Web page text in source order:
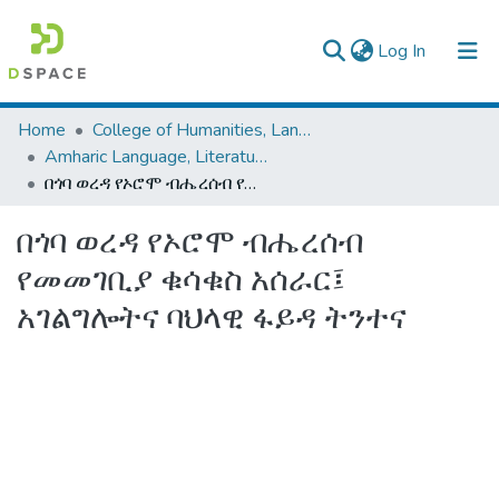
Log In (current)
Colleges, Institutes & Collections
Browse AAU-ETD
Home
College of Humanities, Language Studies, Journalism & Communication
Amharic Language, Literature and Folklore
በጎባ ወረዳ የኦሮሞ ብሔረሰብ የመመገቢያ ቁሳቁስ አሰራር፤ አገልግሎትና ባህላዊ ፋይዳ ትንተና
በጎባ ወረዳ የኦሮሞ ብሔረሰብ
የመመገቢያ ቁሳቁስ አሰራር፤
አገልግሎትና ባህላዊ ፋይዳ ትንተና